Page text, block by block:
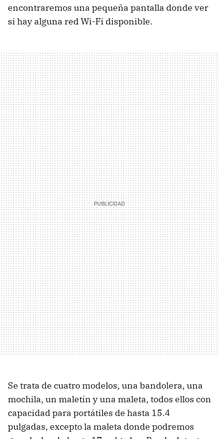
encontraremos una pequeña pantalla donde ver
si hay alguna red Wi-Fi disponible.
Se trata de cuatro modelos, una bandolera, una
mochila, un maletín y una maleta, todos ellos con
capacidad para portátiles de hasta 15.4
pulgadas, excepto la maleta donde podremos